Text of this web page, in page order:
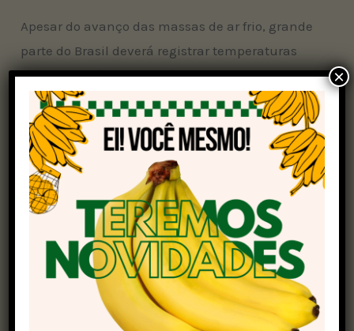
Apesar do avanço das massas de ar frio, grande
parte do Brasil deverá registrar temperaturas
acima da média para a época. No Distrito
Federal, Mato Grosso, Goiás, norte de Minas
Gerais, oeste da Bahia e sul do Piauí, os
termômetros podem marcar valores bem
elevados.
A combinação de baixa nebulosidade e escassez
de chuva favorece tardes quentes e
madrugadas mais amenas.
Seca avança no interior do país
Junho marca o período seco no Sudeste, Centro-
×